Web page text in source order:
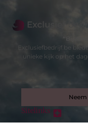
Exclusiefbedrijf.be
unieke kijk op het
Sitelinks